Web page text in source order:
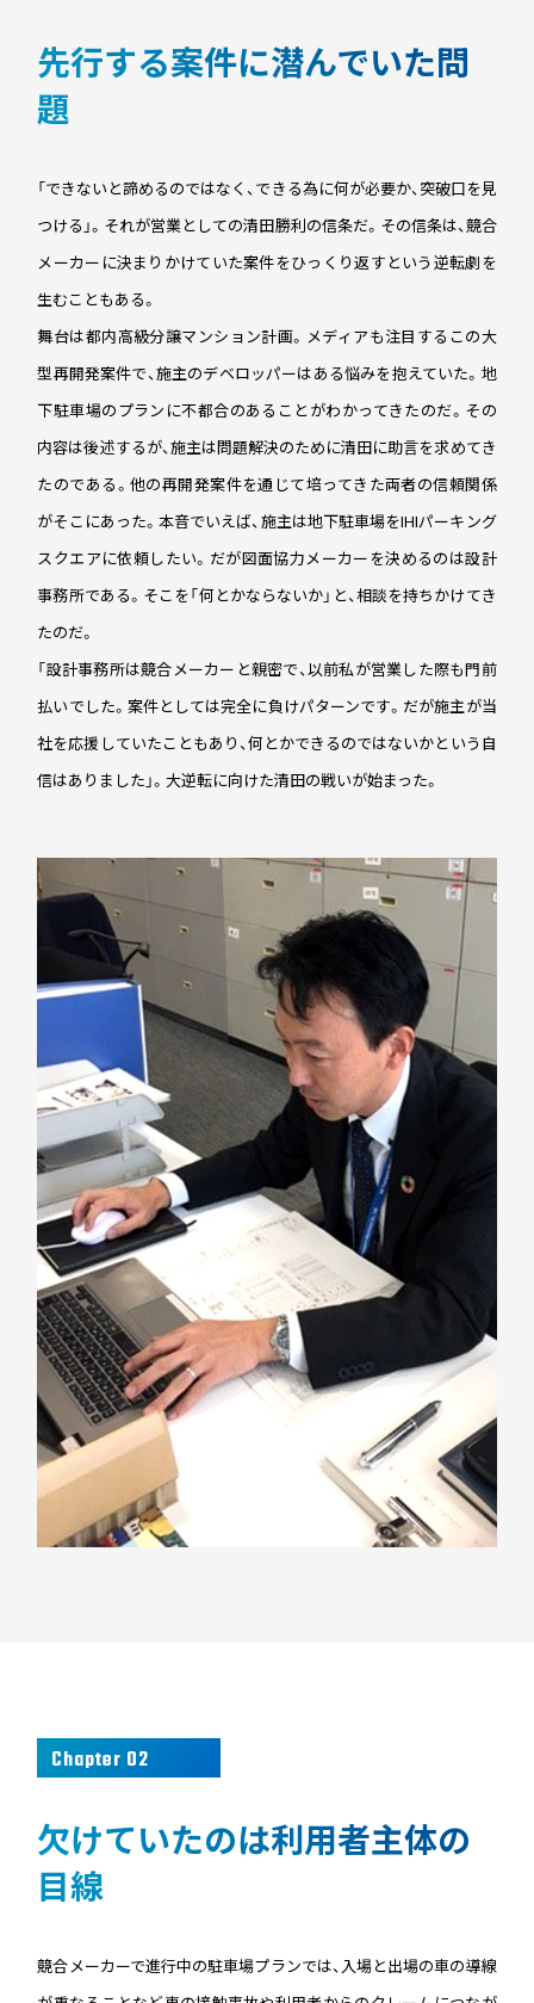
先行する案件に潜んでいた問
題
「できないと諦めるのではなく、できる為に何が必要か、突破口を見
つける」。それが営業としての清田勝利の信条だ。その信条は、競合
メーカーに決まりかけていた案件をひっくり返すという逆転劇を
生むこともある。
舞台は都内高級分譲マンション計画。メディアも注目するこの大
型再開発案件で、施主のデベロッパーはある悩みを抱えていた。地
下駐車場のプランに不都合のあることがわかってきたのだ。その
内容は後述するが、施主は問題解決のために清田に助言を求めてき
たのである。他の再開発案件を通じて培ってきた両者の信頼関係
がそこにあった。本音でいえば、施主は地下駐車場をIHIパーキング
スクエアに依頼したい。だが図面協力メーカーを決めるのは設計
事務所である。そこを「何とかならないか」と、相談を持ちかけてき
たのだ。
「設計事務所は競合メーカーと親密で、以前私が営業した際も門前
払いでした。案件としては完全に負けパターンです。だが施主が当
社を応援していたこともあり、何とかできるのではないかという自
信はありました」。大逆転に向けた清田の戦いが始まった。
Chapter 02
欠けていたのは利用者主体の
目線
競合メーカーで進行中の駐車場プランでは、入場と出場の車の導線